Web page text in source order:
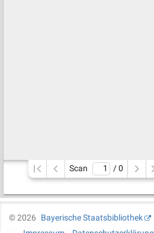
Scan / 0
©2026
Bayerische Staatsbibliothek